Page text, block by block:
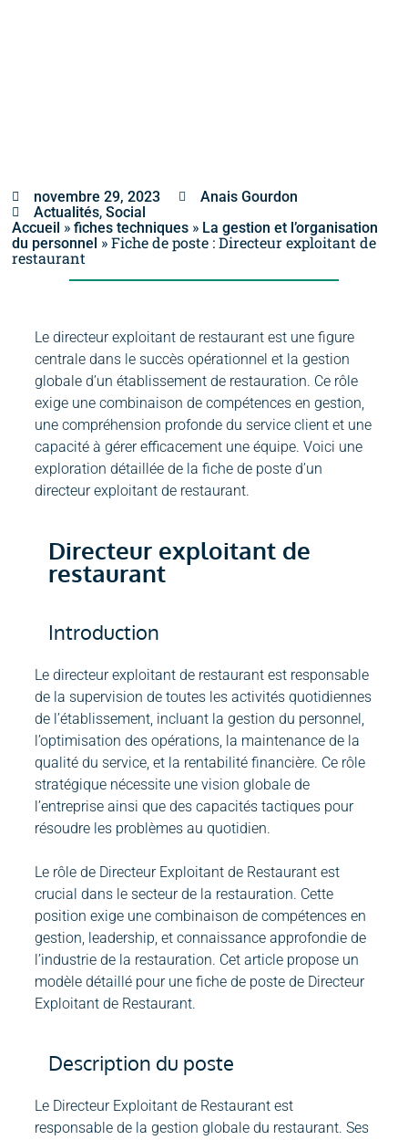
novembre 29, 2023
Anais Gourdon
Actualités, Social
Accueil » fiches techniques » La gestion et l’organisation
du personnel »Fiche de poste : Directeur exploitant de
restaurant
Le directeur exploitant de restaurant est une figure
centrale dans le succès opérationnel et la gestion
globale d’un établissement de restauration. Ce rôle
exige une combinaison de compétences en gestion,
une compréhension profonde du service client et une
capacité à gérer efficacement une équipe. Voici une
exploration détaillée de la fiche de poste d’un
directeur exploitant de restaurant.
Directeur exploitant de
restaurant
Introduction
Le directeur exploitant de restaurant est responsable
de la supervision de toutes les activités quotidiennes
de l’établissement, incluant la gestion du personnel,
l’optimisation des opérations, la maintenance de la
qualité du service, et la rentabilité financière. Ce rôle
stratégique nécessite une vision globale de
l’entreprise ainsi que des capacités tactiques pour
résoudre les problèmes au quotidien.
Le rôle de Directeur Exploitant de Restaurant est
crucial dans le secteur de la restauration. Cette
position exige une combinaison de compétences en
gestion, leadership, et connaissance approfondie de
l’industrie de la restauration. Cet article propose un
modèle détaillé pour une fiche de poste de Directeur
Exploitant de Restaurant.
Description du poste
Le Directeur Exploitant de Restaurant est
responsable de la gestion globale du restaurant. Ses